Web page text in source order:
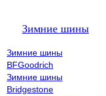
Зимние шины
Зимние шины
BFGoodrich
Зимние шины
Bridgestone